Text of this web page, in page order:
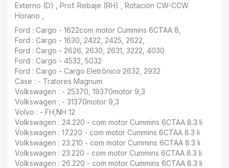
Externo (D) , Prof. Rebaje (RH) , Rotacion CW-CCW
Horario ,
Ford : Cargo - 1622com motor Cummins 6CTAA 8,
Ford : Cargo - 1630, 2422, 2425, 2622,
Ford : Cargo - 2626, 2630, 2631, 3222, 4030
Ford : Cargo - 4532, 5032
Ford : Cargo - Cargo Eletrônico 2632, 2932
Case : - Tratores Magnum
Volkswagen : - 25370, 19370motor 9,3
Volkswagen : - 31370motor 9,3
Volvo : - FH,NH 12
Volkswagen : 24.220 - com motor Cummins 6CTAA 8.3 li
Volkswagen : 17.220 - com motor Cummins 6CTAA 8.3 li
Volkswagen : 23.210 - com motor Cummins 6CTAA 8.3 li
Volkswagen : 23.220 - com motor Cummins 6CTAA 8.3 li
Volkswagen : 26.220 - com motor Cummins 6CTAA 8.3 li